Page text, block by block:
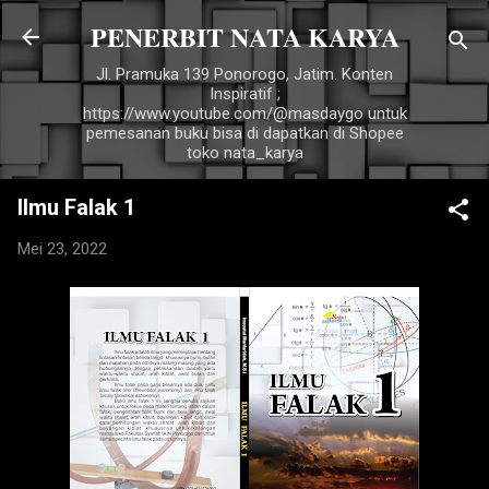
Langsung ke konten utama
PENERBIT NATA KARYA
Jl. Pramuka 139 Ponorogo, Jatim. Konten
Inspiratif ;
https://www.youtube.com/@masdaygo untuk
pemesanan buku bisa di dapatkan di Shopee
toko nata_karya
Ilmu Falak 1
Mei 23, 2022